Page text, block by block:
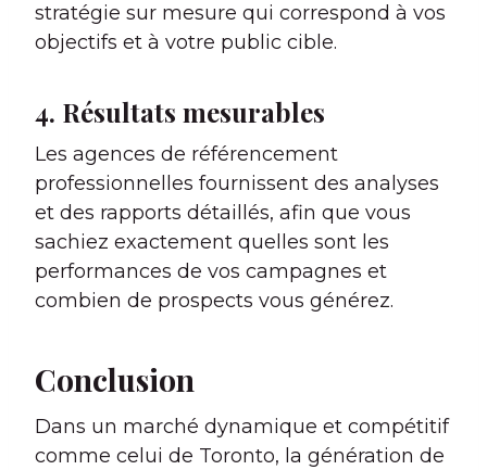
stratégie sur mesure qui correspond à vos
objectifs et à votre public cible.
4. Résultats mesurables
Les agences de référencement
professionnelles fournissent des analyses
et des rapports détaillés, afin que vous
sachiez exactement quelles sont les
performances de vos campagnes et
combien de prospects vous générez.
Conclusion
Dans un marché dynamique et compétitif
comme celui de Toronto, la génération de